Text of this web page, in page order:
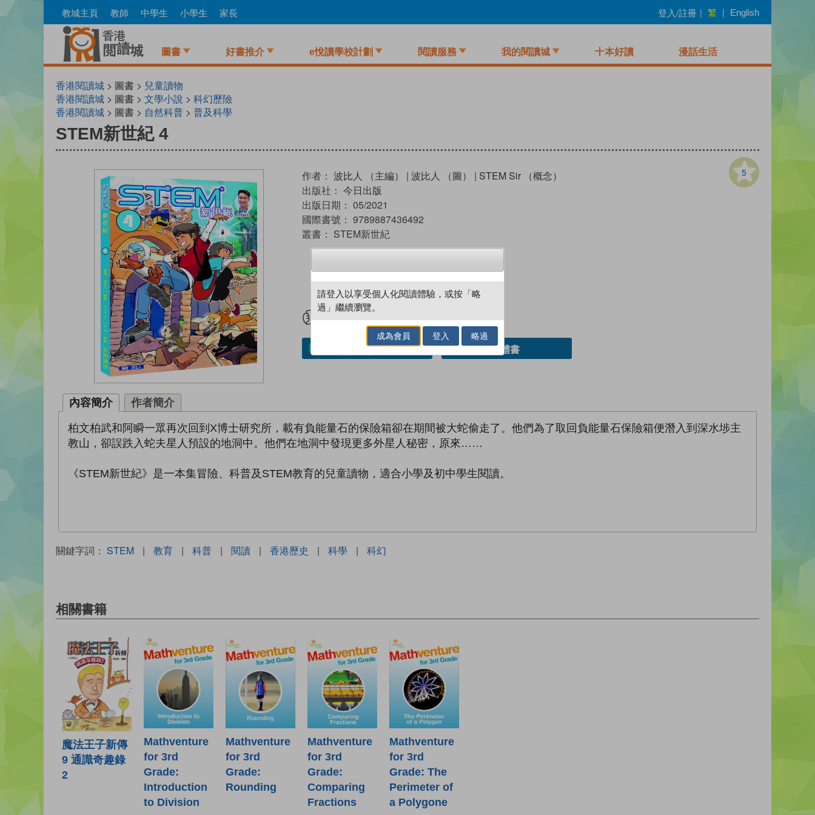
to
教城主頁 教師 中學生 小學生 家長 登入/註冊 | 繁 | English
圖書 好書推介 e悅讀學校計劃 閱讀服務 我的閱讀城 十本好讀 漫話生活
香港閱讀城 > 圖書 > 兒童讀物
香港閱讀城 > 圖書 > 文學小說 > 科幻歷險
香港閱讀城 > 圖書 > 自然科普 > 普及科學
STEM新世紀 4
5
作者： 波比人 （主編） | 波比人 （圖） | STEM Sir （概念）
出版社： 今日出版
出版日期： 05/2021
國際書號： 9789887436492
叢書： STEM新世紀
試閲 加入閱讀紀錄
借閱實體書
內容簡介 作者簡介
柏文柏武和阿瞬一眾再次回到X博士研究所，載有負能量石的保險箱卻在期間被大蛇偷走了。他們為了取回負能量石保險箱便潛入到深水埗主
教山，卻誤跌入蛇夫星人預設的地洞中。他們在地洞中發現更多外星人秘密，原來……
《STEM新世紀》是一本集冒險、科普及STEM教育的兒童讀物，適合小學及初中學生閱讀。
關鍵字詞： STEM | 教育 | 科普 | 閱讀 | 香港歷史 | 科學 | 科幻
相關書籍
魔法王子新傳
9 通識奇趣錄
2
Mathventure
for 3rd
Grade:
Introduction
to Division
Mathventure
for 3rd
Grade:
Rounding
Mathventure
for 3rd
Grade:
Comparing
Fractions
Mathventure
for 3rd
Grade: The
Perimeter of
a Polygone
請登入以享受個人化閱讀體驗，或按「略
過」繼續瀏覽。
成為會員 登入 略過